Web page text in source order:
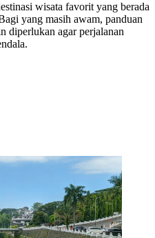
wisata favorit yang berada
yang masih awam, panduan
diperlukan agar perjalanan